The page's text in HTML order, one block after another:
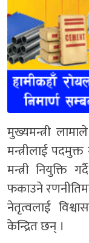
मुख्यमन्त्री
मन्त्रीलाई
मन्त्री नियुक्ति
फकाउने
नेतृत्वलाई
केन्द्रित छन् ।